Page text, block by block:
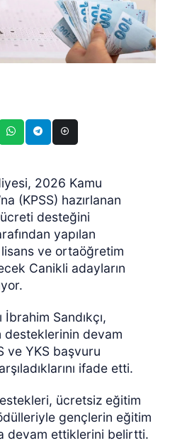
2026 Kamu
(KPSS) hazırlanan
desteğini
yapılan
ve ortaöğretim
Canikli adayların
Sandıkçı,
devam
ve YKS başvuru
ifade etti.
ücretsiz eğitim
gençlerin eğitim
devam ettiklerini belirtti.